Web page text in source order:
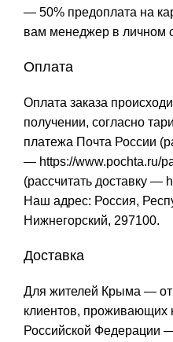
— 50% предоплата на
вам менеджер в личном
Оплата
Оплата заказа
получении, согласно
платежа Почта России
— https://www.pochta.ru/
(рассчитать доставку —
Наш адрес: Россия,
Нижнегорский, 297100.
Доставка
Для жителей Крыма —
клиентов, проживающих
Российской Федерации